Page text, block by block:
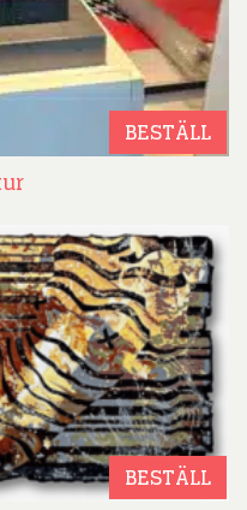
BESTÄLL
BESTÄLL